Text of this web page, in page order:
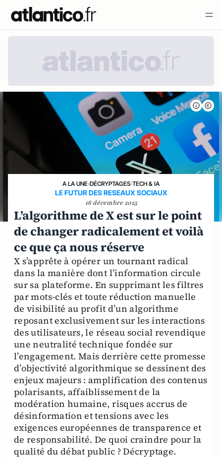
A LA UNE›DÉCRYPTAGES›TECH & IA
LE FUTUR DES RESEAUX SOCIAUX
16 décembre 2025
L’algorithme de X est sur le point
de changer radicalement et voilà
ce que ça nous réserve
X s’apprête à opérer un tournant radical
dans la manière dont l’information circule
sur sa plateforme. En supprimant les filtres
par mots-clés et toute réduction manuelle
de visibilité au profit d’un algorithme
reposant exclusivement sur les interactions
des utilisateurs, le réseau social revendique
une neutralité technique fondée sur
l’engagement. Mais derrière cette promesse
d’objectivité algorithmique se dessinent des
enjeux majeurs : amplification des contenus
polarisants, affaiblissement de la
modération humaine, risques accrus de
désinformation et tensions avec les
exigences européennes de transparence et
de responsabilité. De quoi craindre pour la
qualité du débat public ? Décryptage.